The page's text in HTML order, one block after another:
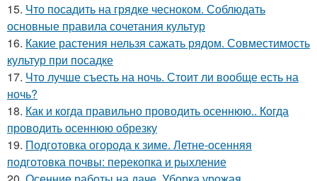
15. Что посадить на грядке чесноком. Соблюдать
основные правила сочетания культур
16. Какие растения нельзя сажать рядом. Совместимость
культур при посадке
17. Что лучше съесть на ночь. Стоит ли вообще есть на
ночь?
18. Как и когда правильно проводить осеннюю.. Когда
проводить осеннюю обрезку
19. Подготовка огорода к зиме. Летне-осенняя
подготовка почвы: перекопка и рыхление